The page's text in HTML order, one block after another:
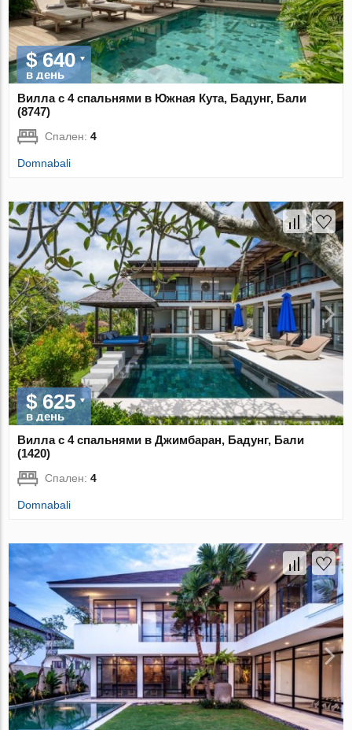
$ 640
в день
Вилла с 4 спальнями в Южная Кута, Бадунг, Бали
(8747)
Спален:4
Domnabali
$ 625
в день
Вилла с 4 спальнями в Джимбаран, Бадунг, Бали
(1420)
Спален:4
Domnabali